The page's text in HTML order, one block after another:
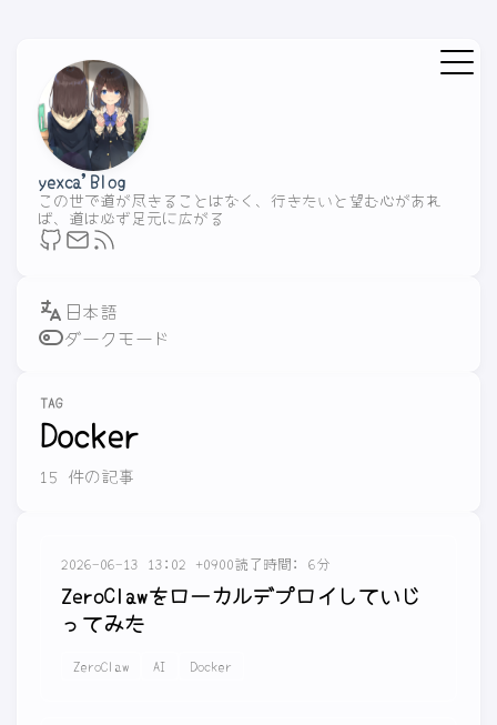
yexca'Blog
この世で道が尽きることはなく、行きたいと望む心があれ
ば、道は必ず足元に広がる
ダークモード
TAG
Docker
15 件の記事
2026-06-13 13:02 +0900読了時間: 6分
ZeroClawをローカルデプロイしていじ
ってみた
ZeroClaw AI Docker